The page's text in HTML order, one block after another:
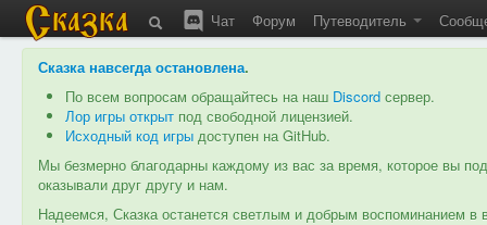
Чат Форум Путеводитель
Сказка навсегда остановлена.
По всем вопросам обращайтесь на наш Discord сервер.
Лор игры открыт под свободной лицензией.
Исходный код игры доступен на GitHub.
Мы безмерно благодарны каждому из вас за время, которое вы
оказывали друг другу и нам.
Надеемся, Сказка останется светлым и добрым воспоминанием